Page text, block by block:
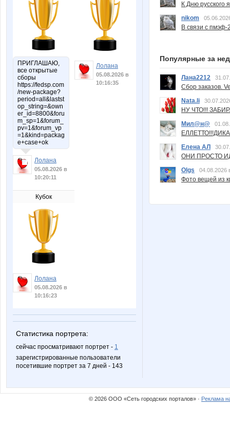
ПРИГЛАШАЮ,
все открытые
сборы
https://fedsp.com
/new-package?
period=all&lastst
op_string=&own
er_id=8800&foru
m_sp=1&forum_
pv=1&forum_vp
=1&kind=packag
e+case+ok
Лолана
05.08.2026 в
10:20:11
Лолана
05.08.2026 в
10:16:35
Кубок
Лолана
05.08.2026 в
10:16:23
Статистика портрета:
сейчас просматривают портрет - 1
зарегистрированные пользователи
посетившие портрет за 7 дней - 143
К Дню русского
nikom
В связи с пмэф-
Популярные за
Лана2212
Сбор заказов.
Nata.li
НУ ЧТО!!!
Мил@н@
Елена АЛ
ОНИ ПРОСТО
Olgs
04.08.2026
Фото вещей из
© 2026 ООО «Сеть городских порталов» · Реклама